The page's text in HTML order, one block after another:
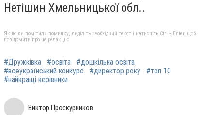
Нетішин Хмельницької обл..
Якщо ви помітили помилку, виділіть необхідний текст і натисніть Ctrl + Enter, щоб
повідомити про це редакцію
#Дружківка #освіта
#дошкільна освіта
#всеукраїнський конкурс
#директор року
#топ 10
#найкращі керівники
Виктор Проскурников